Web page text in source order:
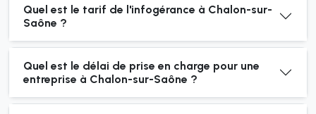
Quel est le tarif de l'infogérance à Chalon-sur-
Saône ?
Quel est le délai de prise en charge pour une
entreprise à Chalon-sur-Saône ?